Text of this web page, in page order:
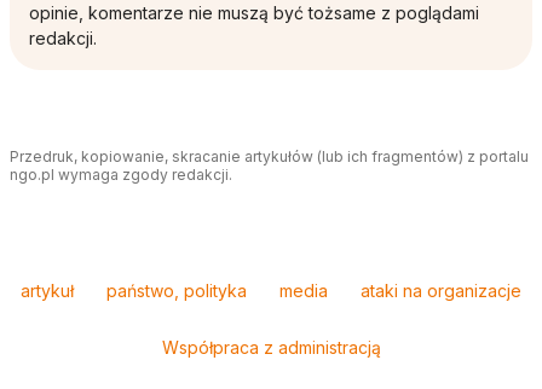
opinie, komentarze nie muszą być tożsame z poglądami
redakcji.
Przedruk, kopiowanie, skracanie artykułów (lub ich fragmentów) z portalu
ngo.pl wymaga zgody redakcji.
artykuł państwo, polityka media ataki na organizacje
Współpraca z administracją